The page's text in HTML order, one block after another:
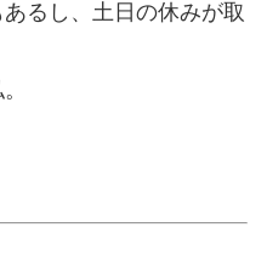
るし、土日の休みが取